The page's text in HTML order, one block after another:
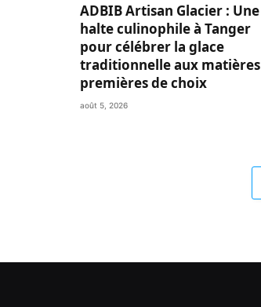
ADBIB Artisan Glacier : Une
halte culinophile à Tanger
pour célébrer la glace
traditionnelle aux matières
premières de choix
août 5, 2026